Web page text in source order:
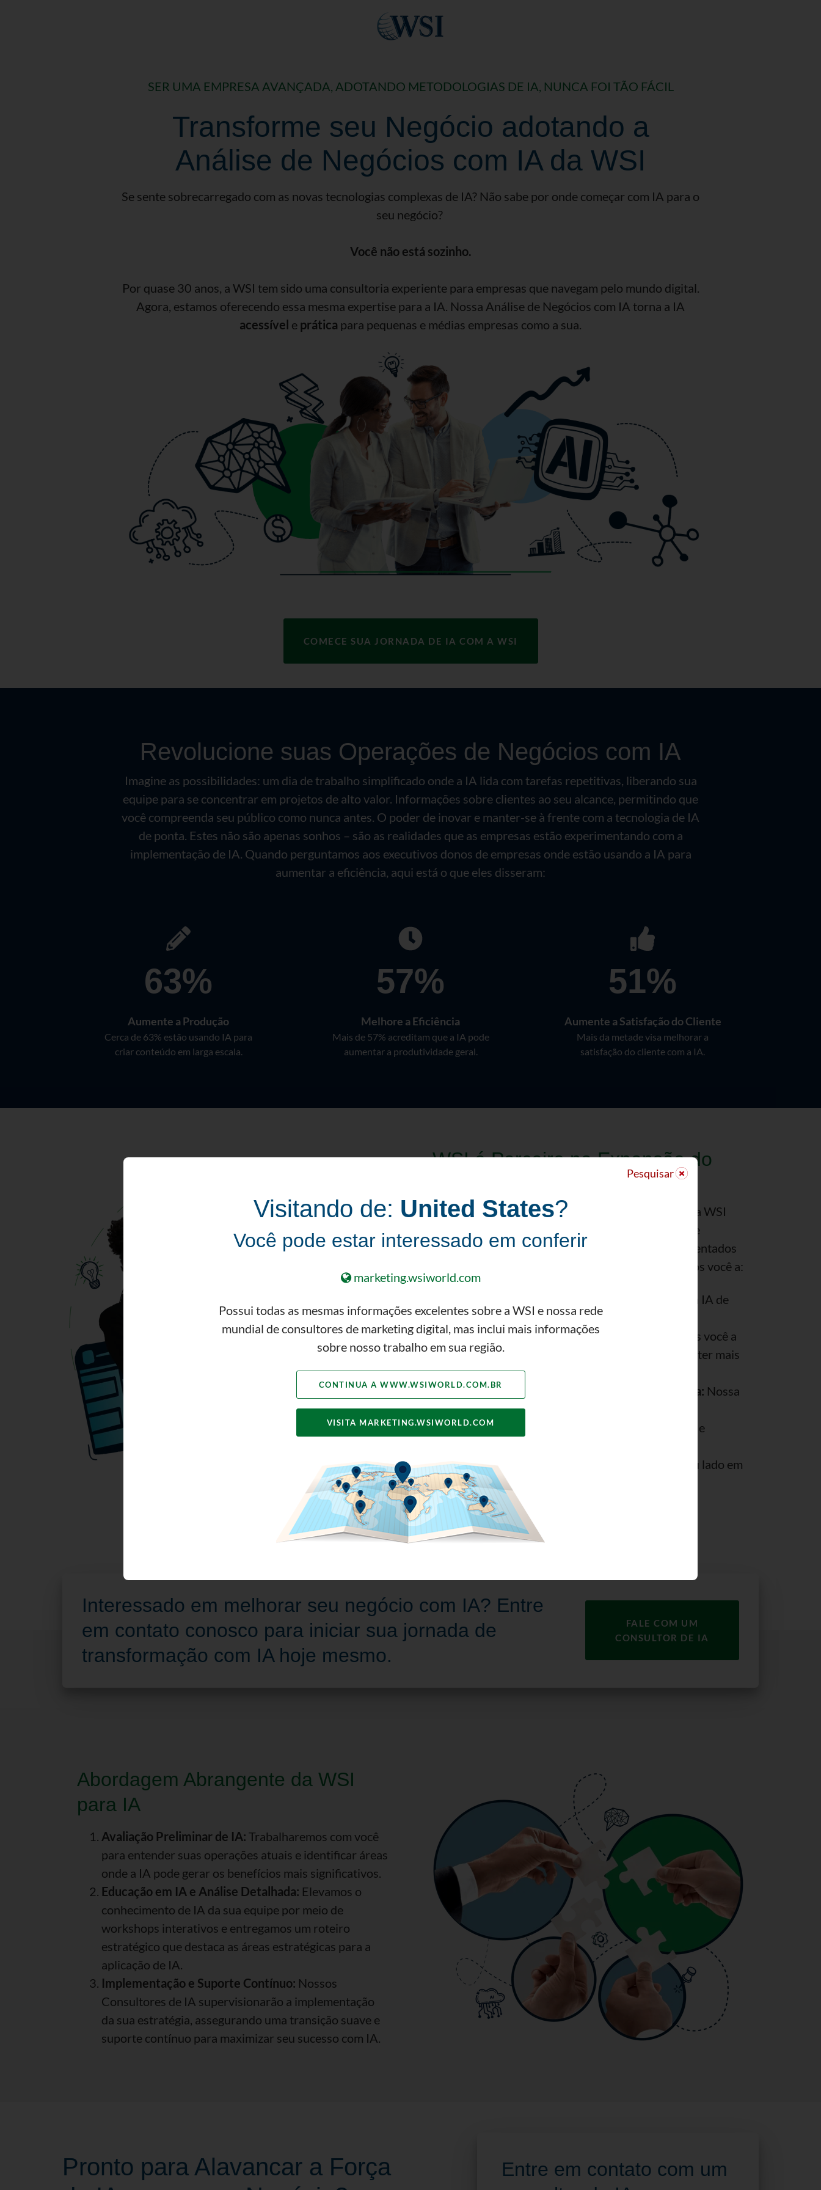
SER UMA EMPRESA AVANÇADA, ADOTANDO METODOLOGIAS DE IA, NUNCA FOI TÃO FÁCIL
Transforme seu Negócio adotando a
Análise de Negócios com IA da WSI
Se sente sobrecarregado com as novas tecnologias complexas de IA? Não sabe por onde começar com IA para o
seu negócio?
Você não está sozinho.
Por quase 30 anos, a WSI tem sido uma consultoria experiente para empresas que navegam pelo mundo digital.
Agora, estamos oferecendo essa mesma expertise para a IA. Nossa Análise de Negócios com IA torna a IA
acessível e prática para pequenas e médias empresas como a sua.
COMECE SUA JORNADA DE IA COM A WSI
Revolucione suas Operações de Negócios com IA
Imagine as possibilidades: um dia de trabalho simplificado onde a IA lida com tarefas repetitivas, liberando sua
equipe para se concentrar em projetos de alto valor. Informações sobre clientes ao seu alcance, permitindo que
você compreenda seu público como nunca antes. O poder de inovar e manter-se à frente com a tecnologia de IA
de ponta. Estes não são apenas sonhos – são as realidades que as empresas estão experimentando com a
implementação de IA. Quando perguntamos aos executivos donos de empresas onde estão usando a IA para
aumentar a eficiência, aqui está o que eles disseram:
63%
Aumente a Produção
Cerca de 63% estão usando IA para
criar conteúdo em larga escala.
57%
Melhore a Eficiência
Mais de 57% acreditam que a IA pode
aumentar a produtividade geral.
51%
Aumente a Satisfação do Cliente
Mais da metade visa melhorar a
satisfação do cliente com a IA.
WSI é Parceiro na Expansão do
Não enfrente isso sozinho. Os Consultores de IA da WSI
são como consultores de expansão empresarial que
entendem os desafios e oportunidades únicos enfrentados
pelas pequenas e médias empresas. Nós ajudaremos você a:
Cortar o jargão e explicar a IA de
uma maneira fácil de entender.
Identificar sua Vantagem com IA:
Ajudaremos você a
identificar as áreas específicas onde a IA pode ter mais
impacto no seu negócio.
Desenvolver uma Estratégia de IA Vencedora: Nossa
Análise de Negócios com IA cria um roteiro
personalizado que se alinha ao seu orçamento e
Implementar e ter Sucesso:
Estaremos ao seu lado em
cada passo do caminho, assegurando uma
implementação suave e suporte contínuo.
Interessado em melhorar seu negócio com IA? Entre
em contato conosco para iniciar sua jornada de
transformação com IA hoje mesmo.
FALE COM UM
CONSULTOR DE IA
Abordagem Abrangente da WSI
para IA
Avaliação Preliminar de IA: Trabalharemos com você
para entender suas operações atuais e identificar áreas
onde a IA pode gerar os benefícios mais significativos.
Educação em IA e Análise Detalhada: Elevamos o
conhecimento de IA da sua equipe por meio de
workshops interativos e entregamos um roteiro
estratégico que destaca as áreas estratégicas para a
aplicação de IA.
Implementação e Suporte Contínuo: Nossos
Consultores de IA supervisionarão a implementação
da sua estratégia, assegurando uma transição suave e
suporte contínuo para maximizar seu sucesso com IA.
Pronto para Alavancar a Força
Entre em contato com um
Pesquisar
Visitando de: United States?
Você pode estar interessado em conferir
marketing.wsiworld.com
Possui todas as mesmas informações excelentes sobre a WSI e nossa rede
mundial de consultores de marketing digital, mas inclui mais informações
sobre nosso trabalho em sua região.
CONTINUA A WWW.WSIWORLD.COM.BR
VISITA MARKETING.WSIWORLD.COM